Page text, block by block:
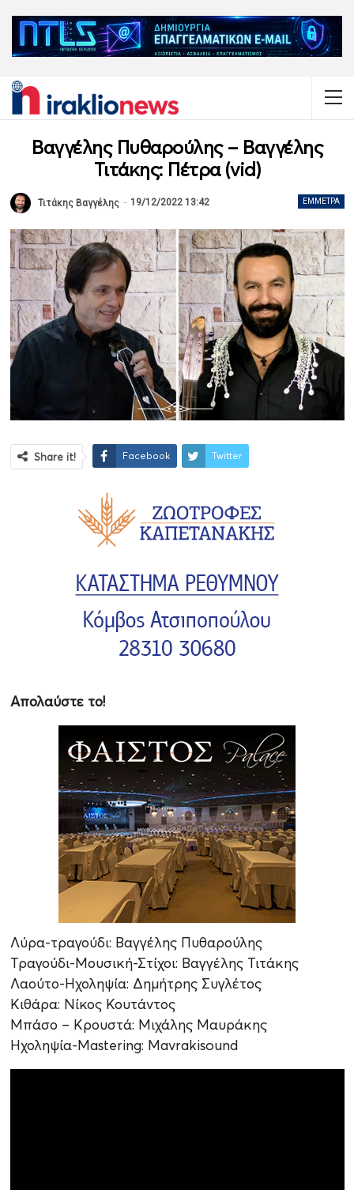
Βαγγέλης Πυθαρούλης – Βαγγέλης
Τιτάκης: Πέτρα (vid)
ΈΜΜΕΤΡΑ
Τιτάκης Βαγγέλης 19/12/2022 13:42
Share it! Facebook Twitter
Απολαύστε το!
Λύρα-τραγούδι: Βαγγέλης Πυθαρούλης
Τραγούδι-Μουσική-Στίχοι: Βαγγέλης Τιτάκης
Λαούτο-Ηχοληψία: Δημήτρης Συγλέτος
Κιθάρα: Νίκος Κουτάντος
Μπάσο – Κρουστά: Μιχάλης Μαυράκης
Ηχοληψία-Mastering: Mavrakisound